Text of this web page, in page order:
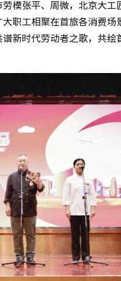
模张平、周微，北京大工
职工相聚在首旅各消费场
新时代劳动者之歌，共绘